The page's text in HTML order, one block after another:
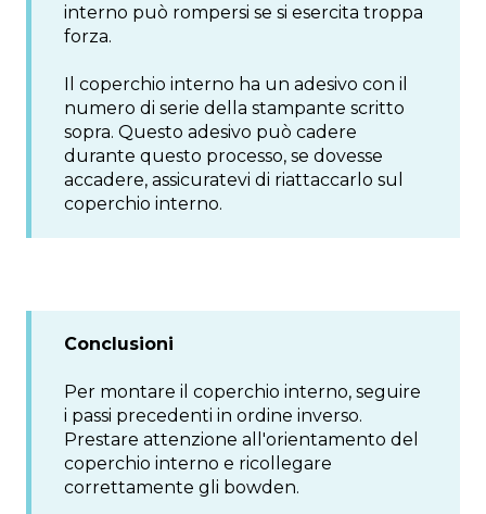
interno può rompersi se si esercita troppa
forza.
Il coperchio interno ha un adesivo con il
numero di serie della stampante scritto
sopra. Questo adesivo può cadere
durante questo processo, se dovesse
accadere, assicuratevi di riattaccarlo sul
coperchio interno.
Conclusioni
Per montare il coperchio interno, seguire
i passi precedenti in ordine inverso.
Prestare attenzione all'orientamento del
coperchio interno e ricollegare
correttamente gli bowden.